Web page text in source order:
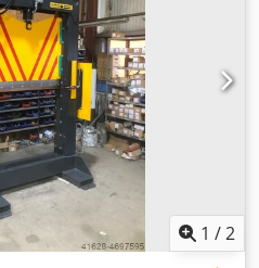
en formato impreso,
claro Reja de
1028, amarillo melón
de inmediato Precio e
1 /2